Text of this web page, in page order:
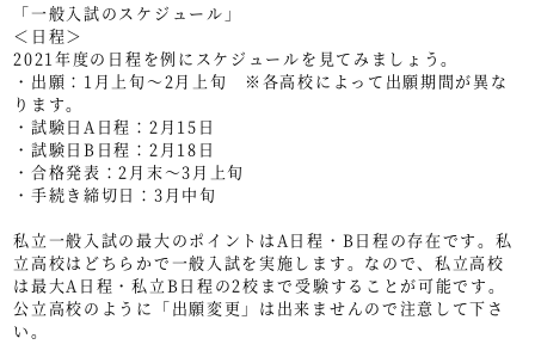
「一般入試のスケジュール」
＜日程＞
2021年度の日程を例にスケジュールを見てみましょう。
・出願：1月上旬～2月上旬 ※各高校によって出願期間が異な
ります。
・試験日A日程：2月15日
・試験日B日程：2月18日
・合格発表：2月末～3月上旬
・手続き締切日：3月中旬
私立一般入試の最大のポイントはA日程・B日程の存在です。私
立高校はどちらかで一般入試を実施します。なので、私立高校
は最大A日程・私立B日程の2校まで受験することが可能です。
公立高校のように「出願変更」は出来ませんので注意して下さ
い。